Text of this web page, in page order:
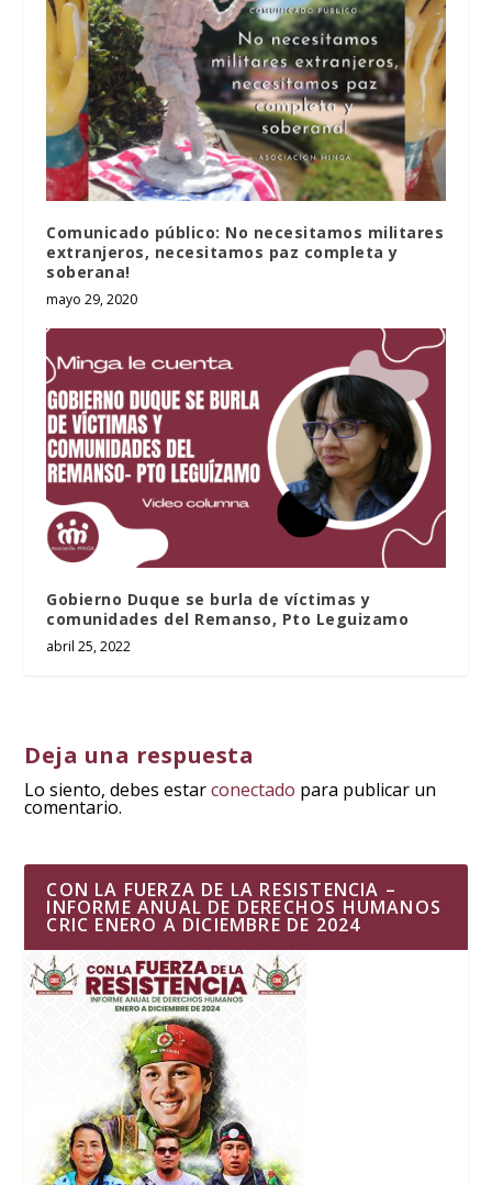
Comunicado público: No necesitamos militares
extranjeros, necesitamos paz completa y
soberana!
mayo 29, 2020
Gobierno Duque se burla de víctimas y
comunidades del Remanso, Pto Leguizamo
abril 25, 2022
Deja una respuesta
Lo siento, debes estarconectado para publicar un
comentario.
CON LA FUERZA DE LA RESISTENCIA –
INFORME ANUAL DE DERECHOS HUMANOS
CRIC ENERO A DICIEMBRE DE 2024